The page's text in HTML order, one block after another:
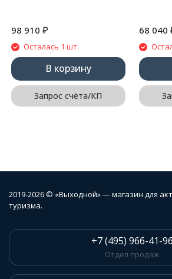
98 910 ₽
Осталась 1 шт.
В корзину
Запрос счёта/КП
68 040
2019-2026 © «Выходной» — магазин для
туризма.
+7 (495) 966-41-96
Отдел продаж